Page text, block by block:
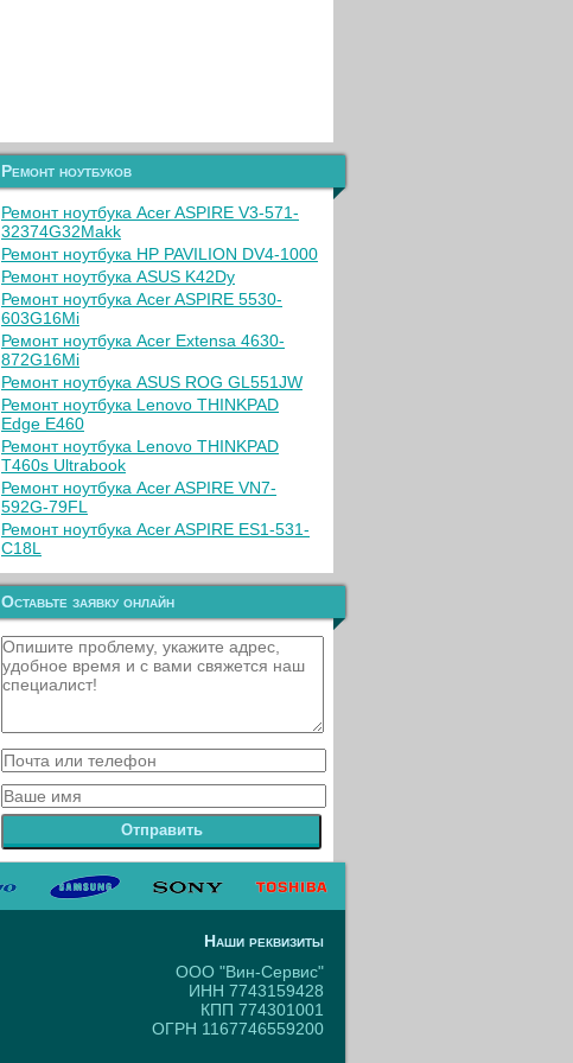
Ремонт ноутбуков
Ремонт ноутбука Acer ASPIRE V3-571-
32374G32Makk
Ремонт ноутбука HP PAVILION DV4-1000
Ремонт ноутбука ASUS K42Dy
Ремонт ноутбука Acer ASPIRE 5530-
603G16Mi
Ремонт ноутбука Acer Extensa 4630-
872G16Mi
Ремонт ноутбука ASUS ROG GL551JW
Ремонт ноутбука Lenovo THINKPAD
Edge E460
Ремонт ноутбука Lenovo THINKPAD
T460s Ultrabook
Ремонт ноутбука Acer ASPIRE VN7-
592G-79FL
Ремонт ноутбука Acer ASPIRE ES1-531-
C18L
Оставьте заявку онлайн
Отправить
Наши реквизиты
ООО "Вин-Сервис"
ИНН 7743159428
КПП 774301001
ОГРН 1167746559200